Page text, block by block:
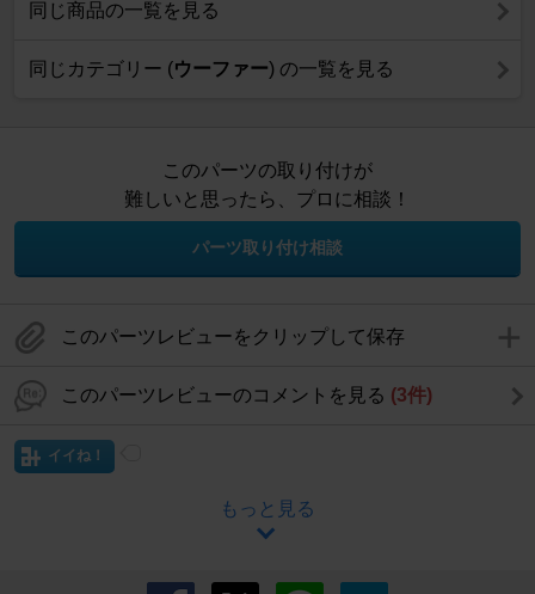
同じ商品の一覧を見る
同じカテゴリー (ウーファー) の一覧を見る
このパーツの取り付けが
難しいと思ったら、プロに相談！
パーツ取り付け相談
このパーツレビューをクリップして保存
このパーツレビューのコメントを見る (3件)
イイね！
もっと見る